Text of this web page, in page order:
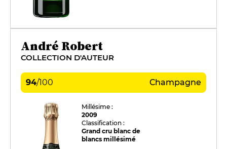
André Robert
COLLECTION D'AUTEUR
94/100 Champagne
Millésime :
2009
Classification :
Grand cru blanc de
blancs millésimé